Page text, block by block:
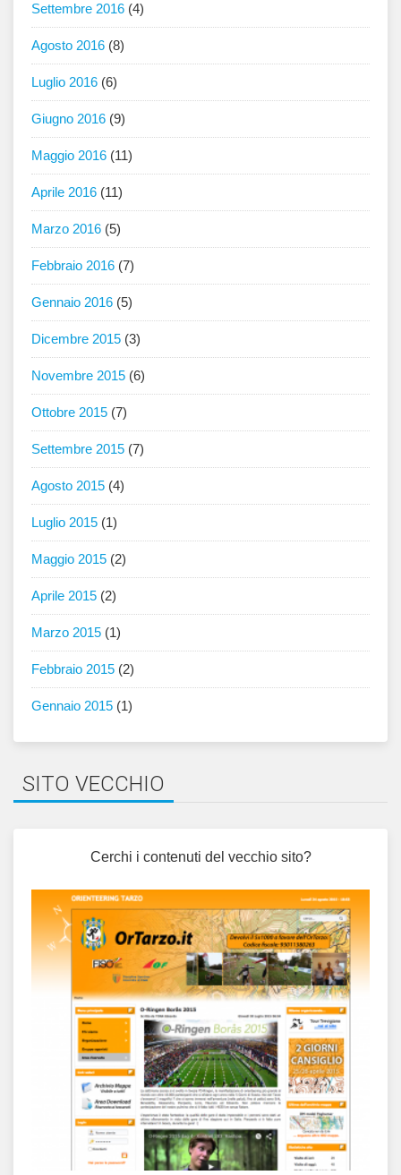
Settembre 2016 (4)
Agosto 2016 (8)
Luglio 2016 (6)
Giugno 2016 (9)
Maggio 2016 (11)
Aprile 2016 (11)
Marzo 2016 (5)
Febbraio 2016 (7)
Gennaio 2016 (5)
Dicembre 2015 (3)
Novembre 2015 (6)
Ottobre 2015 (7)
Settembre 2015 (7)
Agosto 2015 (4)
Luglio 2015 (1)
Maggio 2015 (2)
Aprile 2015 (2)
Marzo 2015 (1)
Febbraio 2015 (2)
Gennaio 2015 (1)
SITO VECCHIO
Cerchi i contenuti del vecchio sito?